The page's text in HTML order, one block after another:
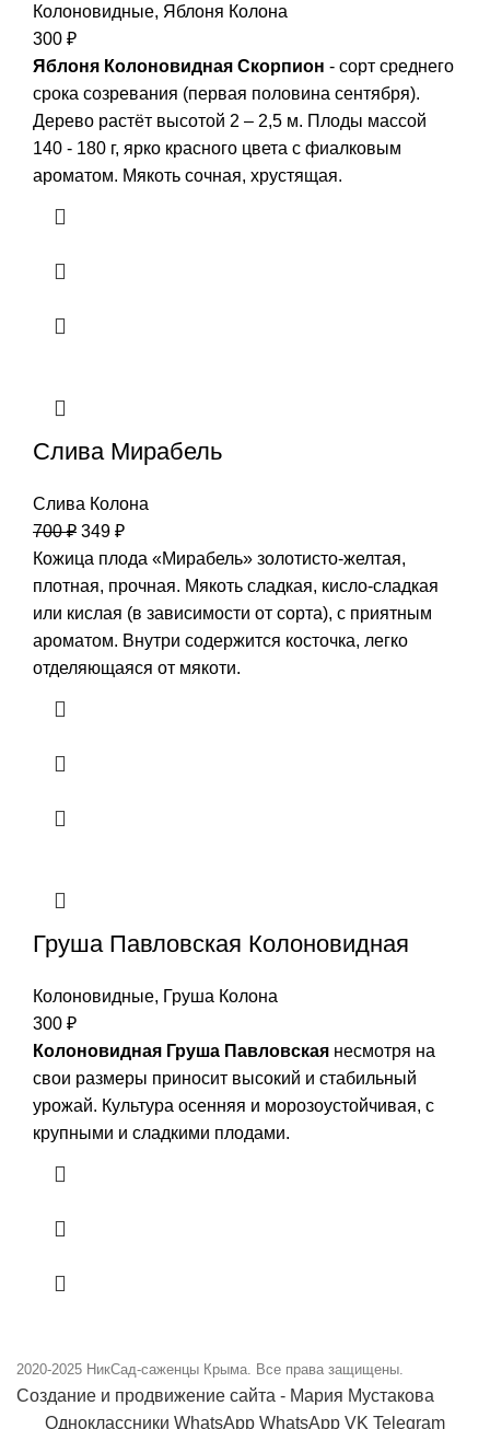
Колоновидные, Яблоня Колона
300 ₽
Яблоня Колоновидная Скорпион - сорт среднего
срока созревания (первая половина сентября).
Дерево растёт высотой 2 – 2,5 м. Плоды массой
140 - 180 г, ярко красного цвета с фиалковым
ароматом. Мякоть сочная, хрустящая.
Слива Мирабель
Слива Колона
700₽ 349 ₽
Кожица плода «Мирабель» золотисто-желтая,
плотная, прочная. Мякоть сладкая, кисло-сладкая
или кислая (в зависимости от сорта), с приятным
ароматом. Внутри содержится косточка, легко
отделяющаяся от мякоти.
Груша Павловская Колоновидная
Колоновидные, Груша Колона
300 ₽
Колоновидная Груша Павловская несмотря на
свои размеры приносит высокий и стабильный
урожай. Культура осенняя и морозоустойчивая, с
крупными и сладкими плодами.
2020-2025 НикСад-саженцы Крыма. Все права защищены.
Создание и продвижение сайта - Мария Мустакова
Одноклассники WhatsApp WhatsApp VK Telegram